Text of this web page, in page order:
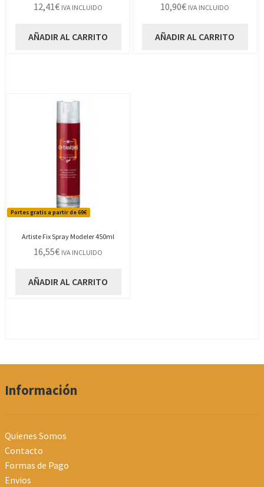
12,41€ IVA INCLUIDO
AÑADIR AL CARRITO
10,90€ IVA INCLUIDO
AÑADIR AL CARRITO
Portes gratis a partir de 69€
Artiste Fix Spray Modeler 450ml
16,55€ IVA INCLUIDO
AÑADIR AL CARRITO
Información
Quienes Somos
Contacto
Formas de Pago
Envios